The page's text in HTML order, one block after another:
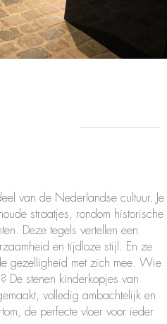
van de Nederlandse cultuur. Je
straatjes, rondom historische
Deze tegels vertellen een
en tijdloze stijl. En ze
gezelligheid met zich mee. Wie
De stenen kinderkopjes van
volledig ambachtelijk en
de perfecte vloer voor ieder